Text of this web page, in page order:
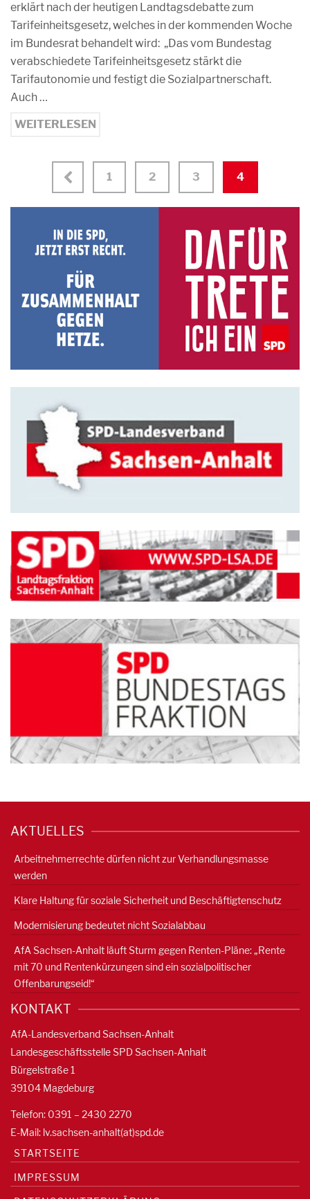
erklärt nach der heutigen Landtagsdebatte zum
Tarifeinheitsgesetz, welches in der kommenden Woche
im Bundesrat behandelt wird: „Das vom Bundestag
verabschiedete Tarifeinheitsgesetz stärkt die
Tarifautonomie und festigt die Sozialpartnerschaft.
Auch …
WEITERLESEN
1 2 3 4
AKTUELLES
Arbeitnehmerrechte dürfen nicht zur Verhandlungsmasse
werden
Klare Haltung für soziale Sicherheit und Beschäftigtenschutz
Modernisierung bedeutet nicht Sozialabbau
AfA Sachsen-Anhalt läuft Sturm gegen Renten-Pläne: „Rente
mit 70 und Rentenkürzungen sind ein sozialpolitischer
Offenbarungseid!“
KONTAKT
AfA-Landesverband Sachsen-Anhalt
Landesgeschäftsstelle SPD Sachsen-Anhalt
Bürgelstraße 1
39104 Magdeburg
Telefon: 0391 – 2430 2270
E-Mail: lv.sachsen-anhalt(at)spd.de
STARTSEITE
IMPRESSUM